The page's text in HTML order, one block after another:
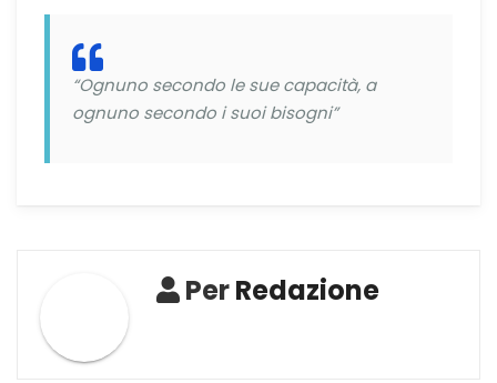
“Ognuno secondo le sue capacità, a
ognuno secondo i suoi bisogni”
PerRedazione